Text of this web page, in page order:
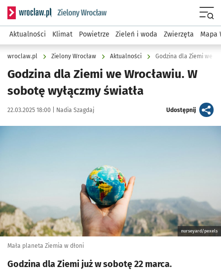
Serwis informacyjny wroclaw.pl podserwis: Środowisko we
Aktualności Klimat Powietrze Zieleń i woda Zwierzęta Mapa
wroclaw.pl Zielony Wrocław Aktualności Godzina dla Ziemi we
Godzina dla Ziemi we Wrocławiu. W
sobotę wyłączmy światła
Data publikacji:
22.03.2025 18:00 | Autor:
Nadia Szagdaj Udostępnijartykuł
nurseyard/pexels
Mała planeta Ziemia w dłoni
Godzina dla Ziemi już w sobotę 22 marca.